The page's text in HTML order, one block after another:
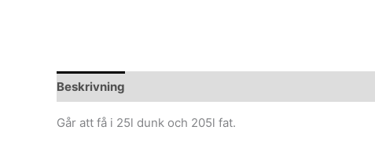
Beskrivning
Går att få i 25l dunk och 205l fat.